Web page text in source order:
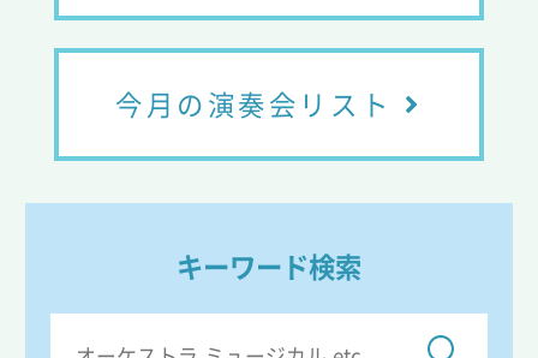
今月の演奏会リスト
キーワード検索